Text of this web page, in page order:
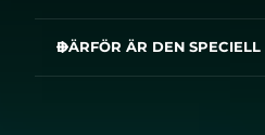
DÄRFÖR ÄR DEN SPECIELL